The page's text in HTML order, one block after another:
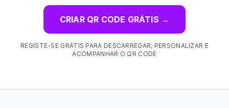
CRIAR QR CODE GRÁTIS →
REGISTE-SE GRÁTIS PARA DESCARREGAR, PERSONALIZAR E
ACOMPANHAR O QR CODE